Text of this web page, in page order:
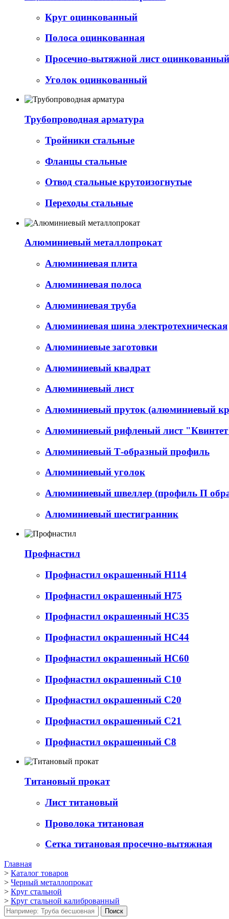
Круг оцинкованный
Полоса оцинкованная
Просечно-вытяжной лист
Уголок оцинкованный
Трубопроводная арматура
Тройники стальные
Фланцы стальные
Отвод стальные крутоизогнутые
Переходы стальные
Алюминиевый металлопрокат
Алюминиевая плита
Алюминиевая полоса
Алюминиевая труба
Алюминиевая шина электротехническая
Алюминиевые заготовки
Алюминиевый квадрат
Алюминиевый лист
Алюминиевый пруток (алюминиевый
Алюминиевый рифленый лист
Алюминиевый Т-образный профиль
Алюминиевый уголок
Алюминиевый швеллер (профиль П
Алюминиевый шестигранник
Профнастил
Профнастил окрашенный Н114
Профнастил окрашенный Н75
Профнастил окрашенный НС35
Профнастил окрашенный НС44
Профнастил окрашенный НС60
Профнастил окрашенный С10
Профнастил окрашенный С20
Профнастил окрашенный С21
Профнастил окрашенный С8
Титановый прокат
Лист титановый
Проволока титановая
Сетка титановая просечно-вытяжная
Главная
> Каталог товаров
> Черный металлопрокат
> Круг стальной
> Круг стальной калиброванный